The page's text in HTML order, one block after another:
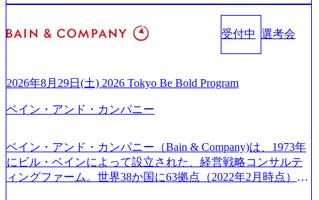
日(月) 16:00 ※応募者が定員を上回る場合は、厳正なる審査
の上参加者を決定させていただきます。ご了承ください。
● 当日の流れ 受付 → 会社説明会 → 面接(会社説明会終了
後、随時ご案内) ※全てリモートにて実施します。 ※参加
通常の選考フローと異なり、事前に適性検査をご受検いた
ションサーチになります。 ご経験やスキル、そして適性や
きます。 ※本求人はレバテック株式会社の雇用となりま
す。 ※案件によっては客先に出向いての作業も発生しま
す。 ＜ITコンサルタント＞ Webアプリケーション、SaaS系
nture.com/jp-ja/case-studies/song/prada-luxury-product-customizati
on) 大正製薬：ITカーブアウト支援 (https://www.accenture.co
m/jp-ja/case-studies/consulting/taisho-pharmaceutical)（ストラテ
ジー & コンサルティング） ソフトバンク：初のオンライン
s://www.accenture.com/jp-ja/case-studies/communications-media/so
する「保安ネット」を構築。省庁DXの先進事例を実現 (http
ry-safety-network)（公共サービス） カルビー：SAP HANAの
導入で基幹システムを刷新 (https://www.accenture.com/jp-ja/ca
se-studies/consumer-goods-services/calbee)（消費財・サービ
Cとの戦略的資本提携も実現して、現在はNECのグループ会
シングなどの専門知識と、豊富な経験を持つ約6,000名を超
えるプロフェッショナルを有する 金融、製造、流通、エネ
トとしている SAP領域においては日本市場No.1を誇り、全
定コンサルタント資格を取得している また、日本国内企業
資格も保有、さまざまな業界・業種でのプロジェクト実績
と蓄積されたノウハウを基に独自の方法論やテンプレート
を開発し、それらを活用してお客様に最適なSAPコンサル
ティングサービスを提供する https://storage.googleapis.com/our
受付中 選考会
2026年8月29日(土) 2026 Tokyo Be Bold Program
ベイン・アンド・カンパニー
ベイン・アンド・カンパニー（Bain & Company)は、1973年
にビル・ベインによって設立された、経営戦略コンサルテ
ィングファーム。世界38か国に63拠点（2022年2月時点）、